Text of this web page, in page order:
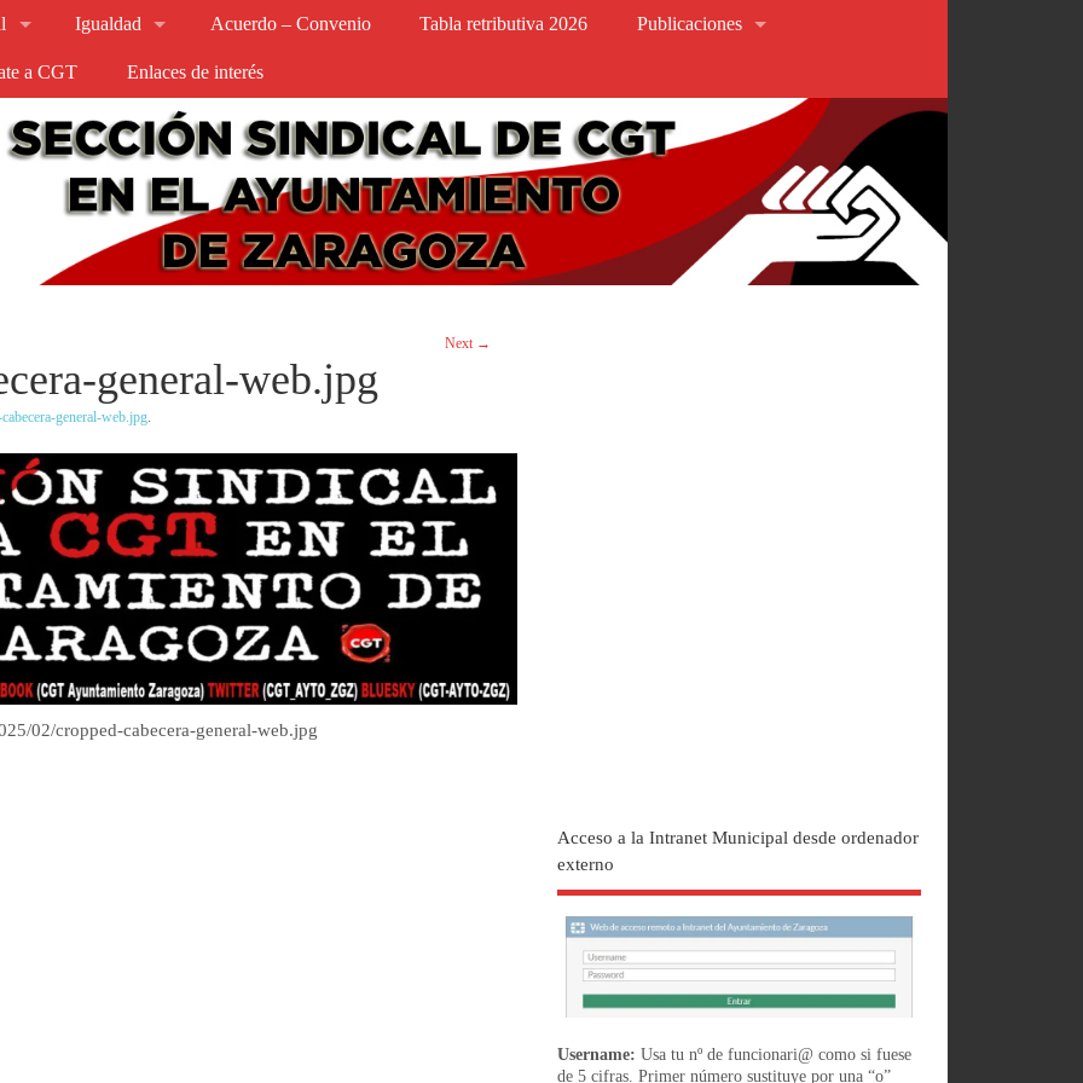
Igualdad Acuerdo – Convenio Tabla retributiva 2026 Publicaciones
a CGT Enlaces de interés
Next →
general-web.jpg
general-web.jpg.
02/cropped-cabecera-general-web.jpg
Acceso a la Intranet Municipal desde ordenador
externo
Username: Usa tu nº de funcionari@ como si fuese
de 5 cifras. Primer número sustituye por una “o”